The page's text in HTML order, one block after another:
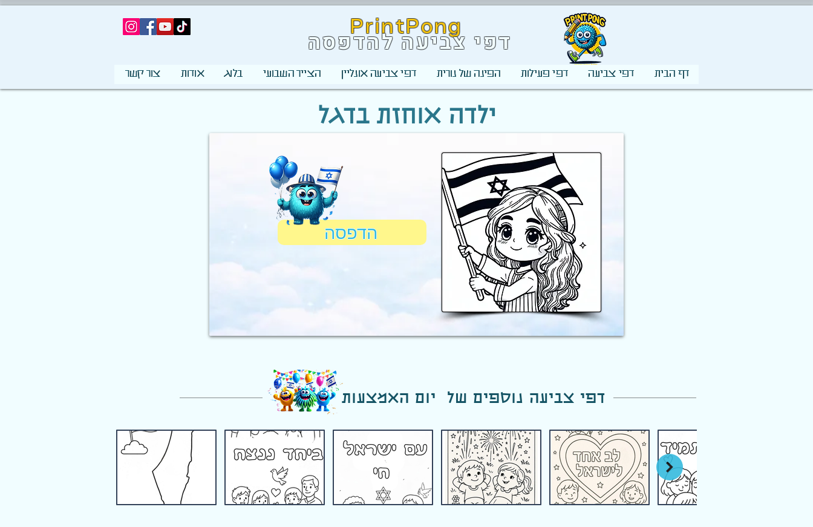
PrintPong
דפי צביעה להדפסה
דף הבית דפי צביעה דפי פעילות הפינה של נורית דפי צביעה אונליין הצייר השבועי בלוג אודות צור קשר
ילדה אוחזת בדגל
הדפסה
דפי צביעה נוספים של יום האמצעות